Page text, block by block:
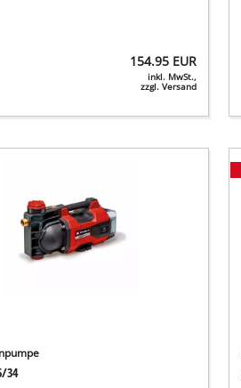
154.95 EUR
inkl. MwSt.,
zzgl. Versand
34